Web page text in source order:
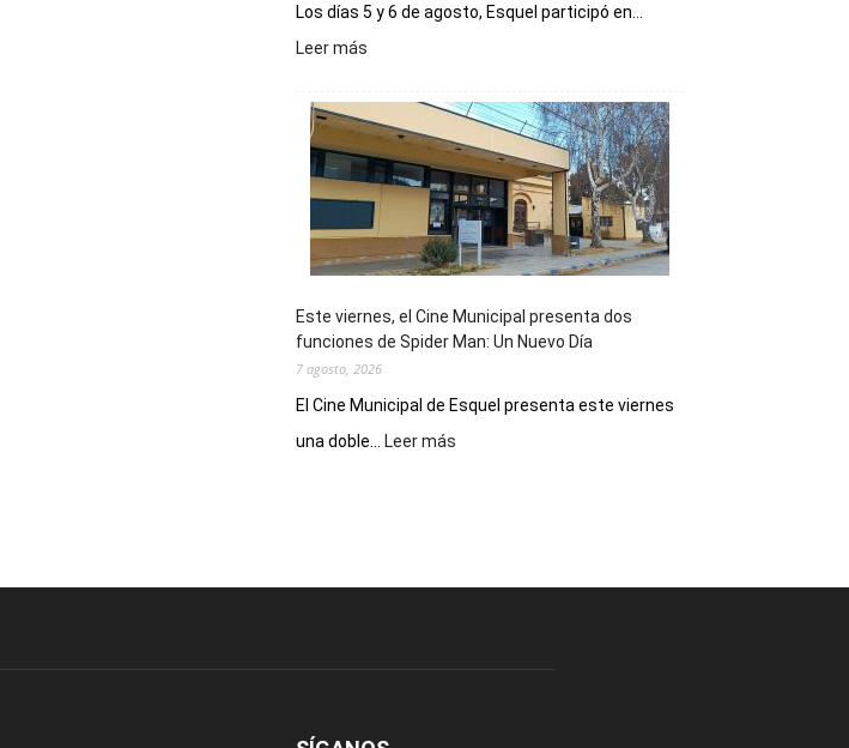
Los días 5 y 6 de agosto, Esquel participó en...
Leer más
su
potencial
como
destino
de
reuniones
y
deportivos
Este viernes, el Cine Municipal presenta dos
funciones de Spider Man: Un Nuevo Día
7 agosto, 2026
El Cine Municipal de Esquel presenta este viernes
una doble...
Leer más
presenta